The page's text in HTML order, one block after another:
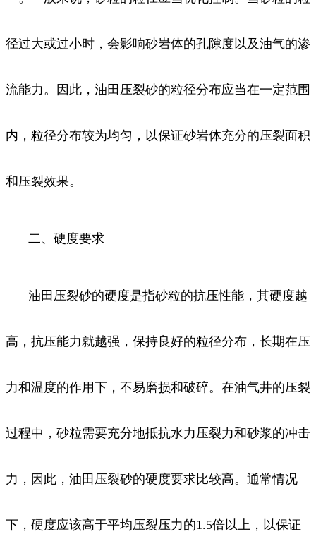
径过大或过小时，会影响砂岩体的孔隙度以及油气的渗
流能力。因此，油田压裂砂的粒径分布应当在一定范围
内，粒径分布较为均匀，以保证砂岩体充分的压裂面积
和压裂效果。
二、硬度要求
油田压裂砂的硬度是指砂粒的抗压性能，其硬度越
高，抗压能力就越强，保持良好的粒径分布，长期在压
力和温度的作用下，不易磨损和破碎。在油气井的压裂
过程中，砂粒需要充分地抵抗水力压裂力和砂浆的冲击
力，因此，油田压裂砂的硬度要求比较高。通常情况
下，硬度应该高于平均压裂压力的1.5倍以上，以保证